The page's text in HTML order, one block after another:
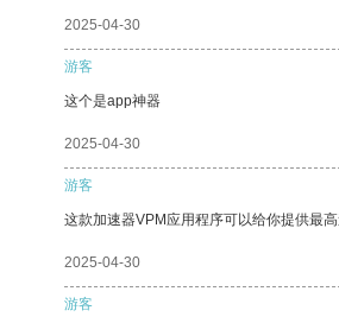
2025-04-30
游客
这个是app神器
2025-04-30
游客
这款加速器VPM应用程序可以给你提供最
2025-04-30
游客